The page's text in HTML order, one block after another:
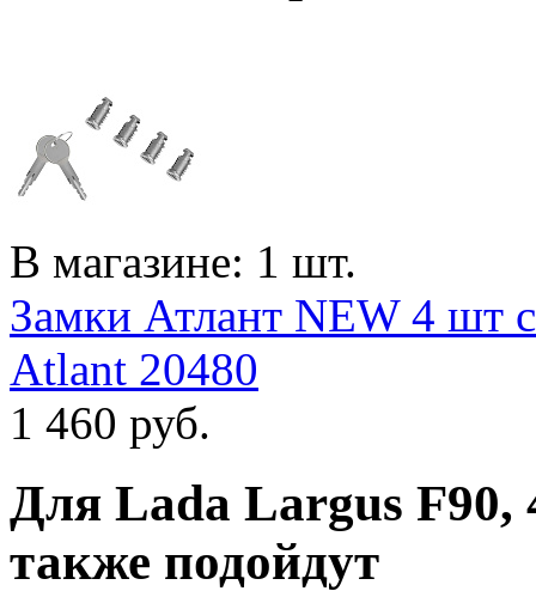
В магазине: 1 шт.
Замки Атлант NEW 4 шт
Atlant 20480
1 460 руб.
Для Lada Largus F90,
также подойдут